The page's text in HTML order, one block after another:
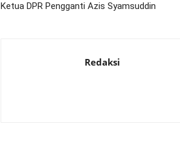
Ketua DPR Pengganti Azis Syamsuddin
Redaksi